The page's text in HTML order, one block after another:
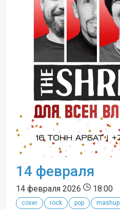
14 февраля
14 февраля 2026 18:00
cover rock pop mashup